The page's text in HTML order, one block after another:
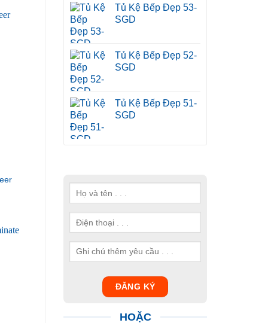
Tủ Kệ Bếp Đẹp 53-
SGD
Tủ Kệ Bếp Đẹp 52-
SGD
Tủ Kệ Bếp Đẹp 51-
SGD
HOẶC